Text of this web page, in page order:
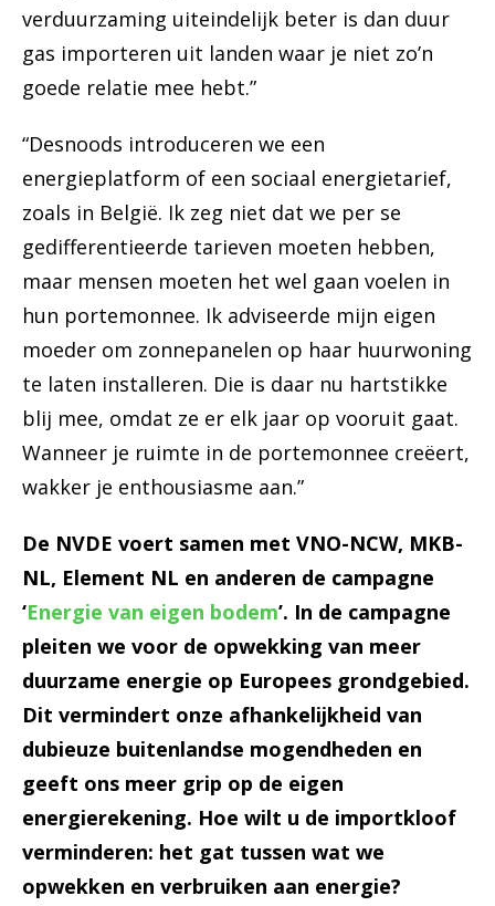
verduurzaming uiteindelijk beter is dan duur
gas importeren uit landen waar je niet zo’n
goede relatie mee hebt.”
“Desnoods introduceren we een
energieplatform of een sociaal energietarief,
zoals in België. Ik zeg niet dat we per se
gedifferentieerde tarieven moeten hebben,
maar mensen moeten het wel gaan voelen in
hun portemonnee. Ik adviseerde mijn eigen
moeder om zonnepanelen op haar huurwoning
te laten installeren. Die is daar nu hartstikke
blij mee, omdat ze er elk jaar op vooruit gaat.
Wanneer je ruimte in de portemonnee creëert,
wakker je enthousiasme aan.”
De NVDE voert samen met VNO-NCW, MKB-
NL, Element NL en anderen de campagne
‘Energie van eigen bodem’. In de campagne
pleiten we voor de opwekking van meer
duurzame energie op Europees grondgebied.
Dit vermindert onze afhankelijkheid van
dubieuze buitenlandse mogendheden en
geeft ons meer grip op de eigen
energierekening. Hoe wilt u de importkloof
verminderen: het gat tussen wat we
opwekken en verbruiken aan energie?